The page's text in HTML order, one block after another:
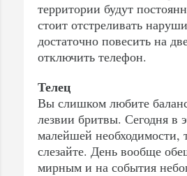
территории будут
стоит отстреливать
достаточно повесить на
отключить телефон.
Телец
Вы слишком любите
лезвии бритвы. Сегодня в
малейшей необходимости,
слезайте. День вообще
мирным и на события